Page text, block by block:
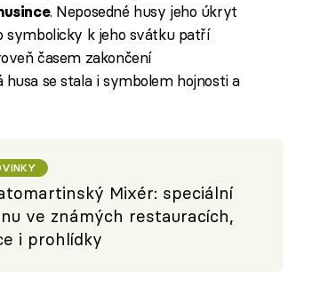
. Neposedné husy jeho úkryt
symbolicky k jeho svátku patří
časem zakončení
husa se stala i symbolem hojnosti a
Mixér: speciální
ve známých restauracích,
i prohlídky